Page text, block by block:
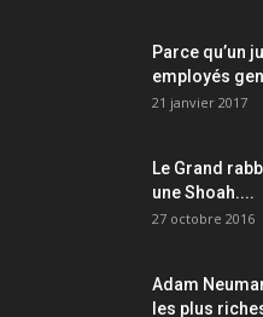
Parce qu’un
employés
21 janvier 2017
Le Grand
une Shoah....
27 octobre 2016
Adam
les plus